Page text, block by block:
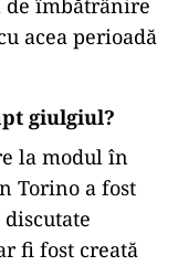
de îmbătrânire
acea perioadă
giulgiul?
la modul în
Torino a fost
fi fost creată